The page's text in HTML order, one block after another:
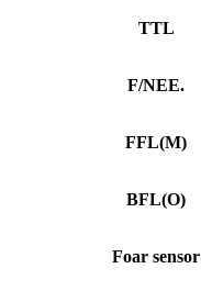
TTL
F/NEE.
FFL(M)
BFL(O)
Foar sensor